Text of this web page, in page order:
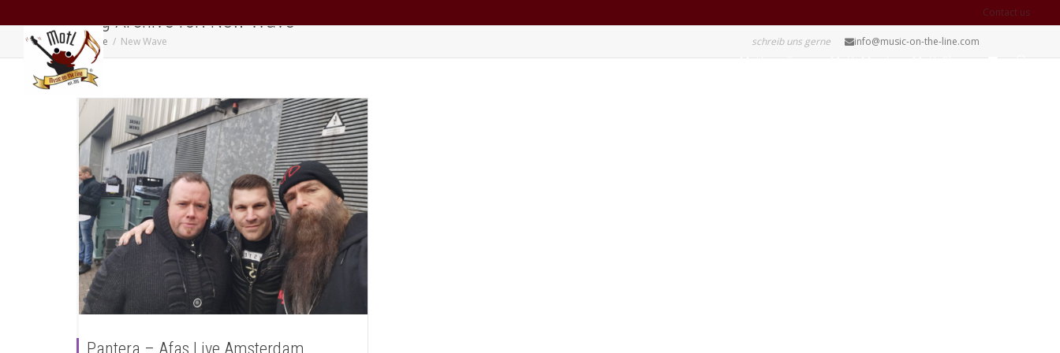
Contact us
MotL on Tour MotL Merch MotL Shop
Tag Archive for: New Wave
Home New Wave schreib uns gerne info@music-on-the-line.com
Pantera – Afas Live Amsterdam